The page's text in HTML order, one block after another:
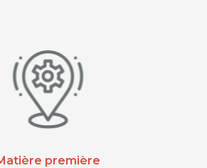
première